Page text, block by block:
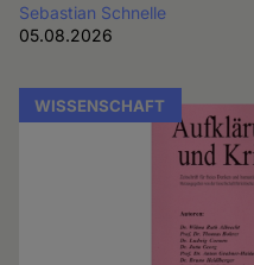
Sebastian Schnelle
05.08.2026
WISSENSCHAFT